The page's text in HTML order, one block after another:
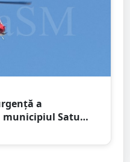
a
municipiul Satu